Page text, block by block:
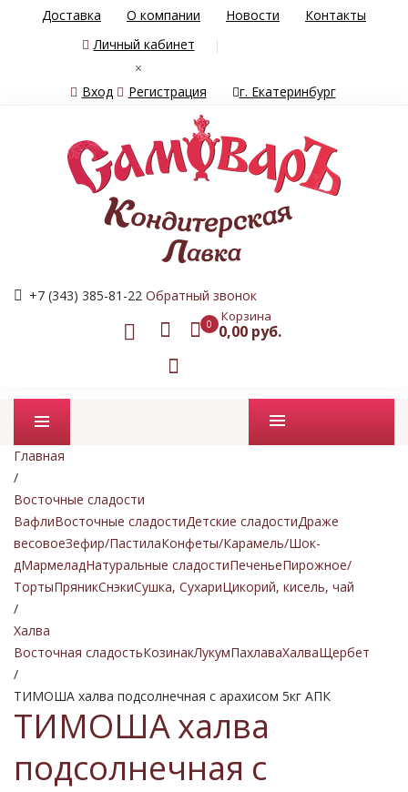
Доставка О компании Новости
Контакты
Личный кабинет
×
Вход
Регистрация г. Екатеринбург
+7 (343) 385-81-22 Обратный звонок
0 Корзина
0,00 руб.
Промо товары
Главная
/
Восточные сладости
ВафлиВосточные сладостиДетские сладостиДраже
весовоеЗефир/ПастилаКонфеты/Карамель/Шок-
дМармеладНатуральные сладостиПеченьеПирожное/
ТортыПряникСнэкиСушка, СухариЦикорий, кисель, чай
/
Халва
Восточная сладостьКозинакЛукумПахлаваХалваЩербет
/
ТИМОША халва подсолнечная с арахисом 5кг АПК
ТИМОША халва
подсолнечная с